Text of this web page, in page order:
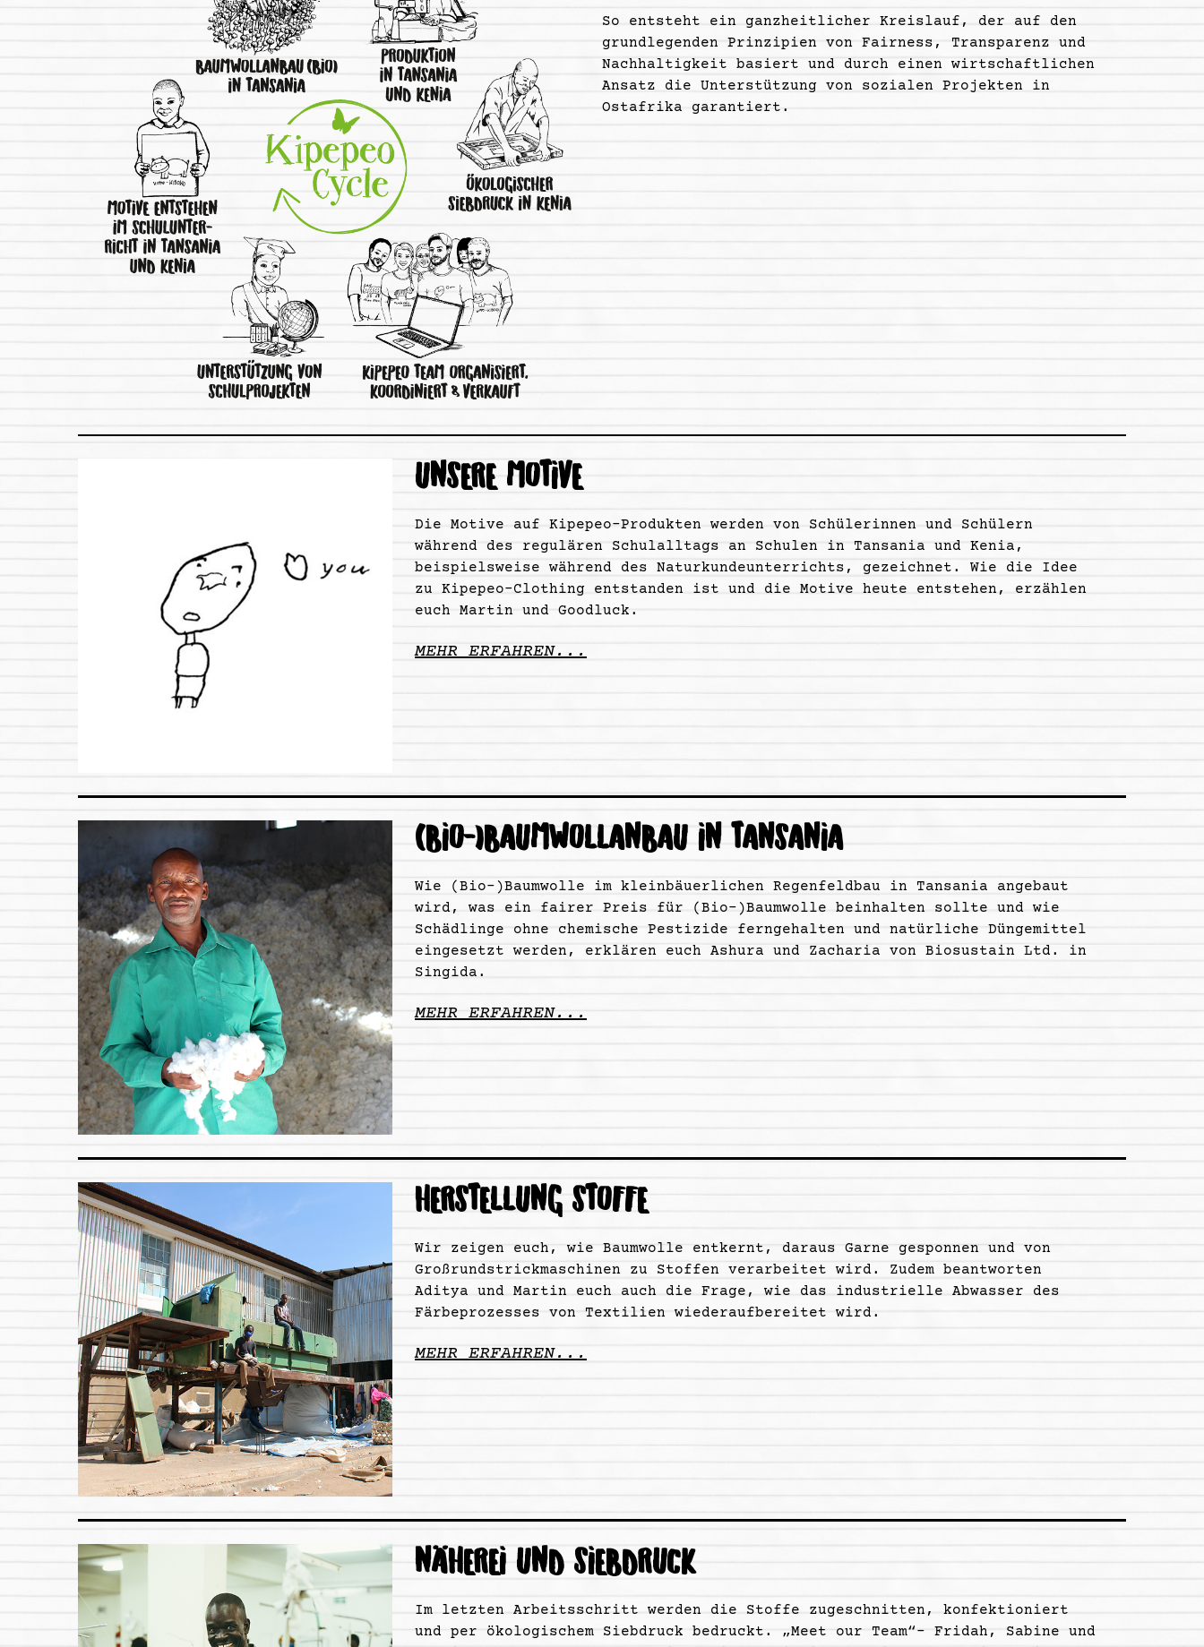
So entsteht ein ganzheitlicher Kreislauf, der auf den
grundlegenden Prinzipien von Fairness, Transparenz und
Nachhaltigkeit basiert und durch einen wirtschaftlichen
Ansatz die Unterstützung von sozialen Projekten in
Ostafrika garantiert.
UNSERE MOTIVE
Die Motive auf Kipepeo-Produkten werden von Schülerinnen und Schülern
während des regulären Schulalltags an Schulen in Tansania und Kenia,
beispielsweise während des Naturkundeunterrichts, gezeichnet. Wie die Idee
zu Kipepeo-Clothing entstanden ist und die Motive heute entstehen, erzählen
euch Martin und Goodluck.
MEHR ERFAHREN...
(BIO-)BAUMWOLLANBAU IN TANSANIA
Wie (Bio-)Baumwolle im kleinbäuerlichen Regenfeldbau in Tansania angebaut
wird, was ein fairer Preis für (Bio-)Baumwolle beinhalten sollte und wie
Schädlinge ohne chemische Pestizide ferngehalten und natürliche Düngemittel
eingesetzt werden, erklären euch Ashura und Zacharia von Biosustain Ltd. in
Singida.
MEHR ERFAHREN...
HERSTELLUNG STOFFE
Wir zeigen euch, wie Baumwolle entkernt, daraus Garne gesponnen und von
Großrundstrickmaschinen zu Stoffen verarbeitet wird. Zudem beantworten
Aditya und Martin euch auch die Frage, wie das industrielle Abwasser des
Färbeprozesses von Textilien wiederaufbereitet wird.
MEHR ERFAHREN...
NÄHEREI UND SIEBDRUCK
Im letzten Arbeitsschritt werden die Stoffe zugeschnitten, konfektioniert
und per ökologischem Siebdruck bedruckt. „Meet our Team“- Fridah, Sabine und